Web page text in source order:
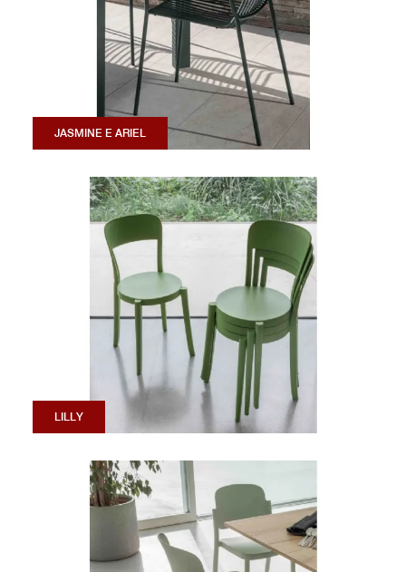
JASMINE E ARIEL
LILLY